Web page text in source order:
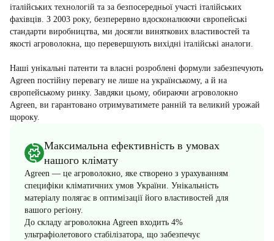
італійських технологій та за безпосередньої участі італійських
фахівців. З 2003 року, безперервно вдосконалюючи європейські
стандарти виробництва, ми досягли виняткових властивостей та
якості агроволокна, що перевершують вихідні італійські аналоги.
Наші унікальні патенти та власні розроблені формули забезпечують
Agreen постійну перевагу не лише на українському, а й на
європейському ринку. Завдяки цьому, обираючи агроволокно
Agreen, ви гарантовано отримуватимете ранній та великий урожай
щороку.
Максимальна ефективність в умовах
нашого клімату
Agreen — це агроволокно, яке створено з урахуванням
специфіки кліматичних умов України. Унікальність
матеріалу полягає в оптимізації його властивостей для
вашого регіону.
До складу агроволокна Agreen входить 4%
ультрафіолетового стабілізатора, що забезпечує